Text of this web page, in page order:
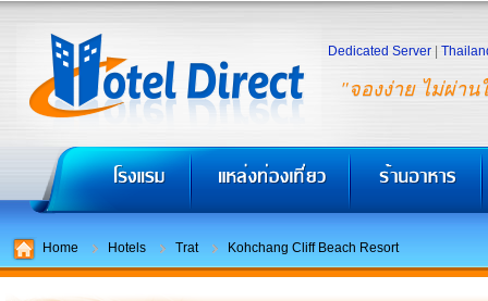
"จองง่าย ไม่ผ่าน
Dedicated Server
Home Hotels Trat Kohchang Cliff Beach Resort